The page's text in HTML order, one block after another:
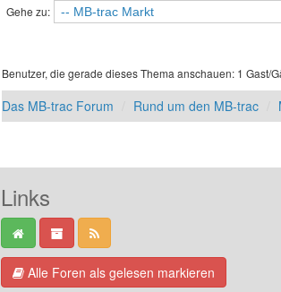
Gehe zu:
Benutzer, die gerade dieses Thema anschauen: 1 Gast/
Das MB-trac Forum Rund um den MB-trac
Links
Alle Foren als gelesen markieren